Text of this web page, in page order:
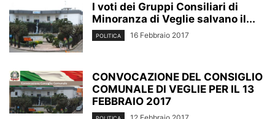
I voti dei Gruppi Consiliari di
Minoranza di Veglie salvano il...
POLITICA 16 Febbraio 2017
CONVOCAZIONE DEL CONSIGLIO
COMUNALE DI VEGLIE PER IL 13
FEBBRAIO 2017